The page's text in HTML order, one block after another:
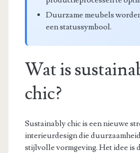
Duurzame meubels
een statussymbool.
Wat is
chic?
Sustainably chic is een nieuwe
interieurdesign die
stijlvolle vormgeving. Het idee is